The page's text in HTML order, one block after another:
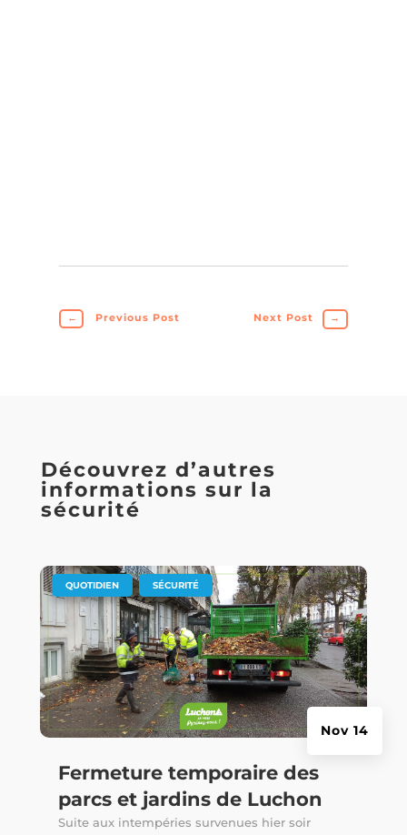
← Previous Post Next Post →
Découvrez d’autres
informations sur la
sécurité
Fermeture temporaire des
parcs et jardins de Luchon
Nov 14
QUOTIDIEN SÉCURITÉ
Suite aux intempéries survenues hier soir